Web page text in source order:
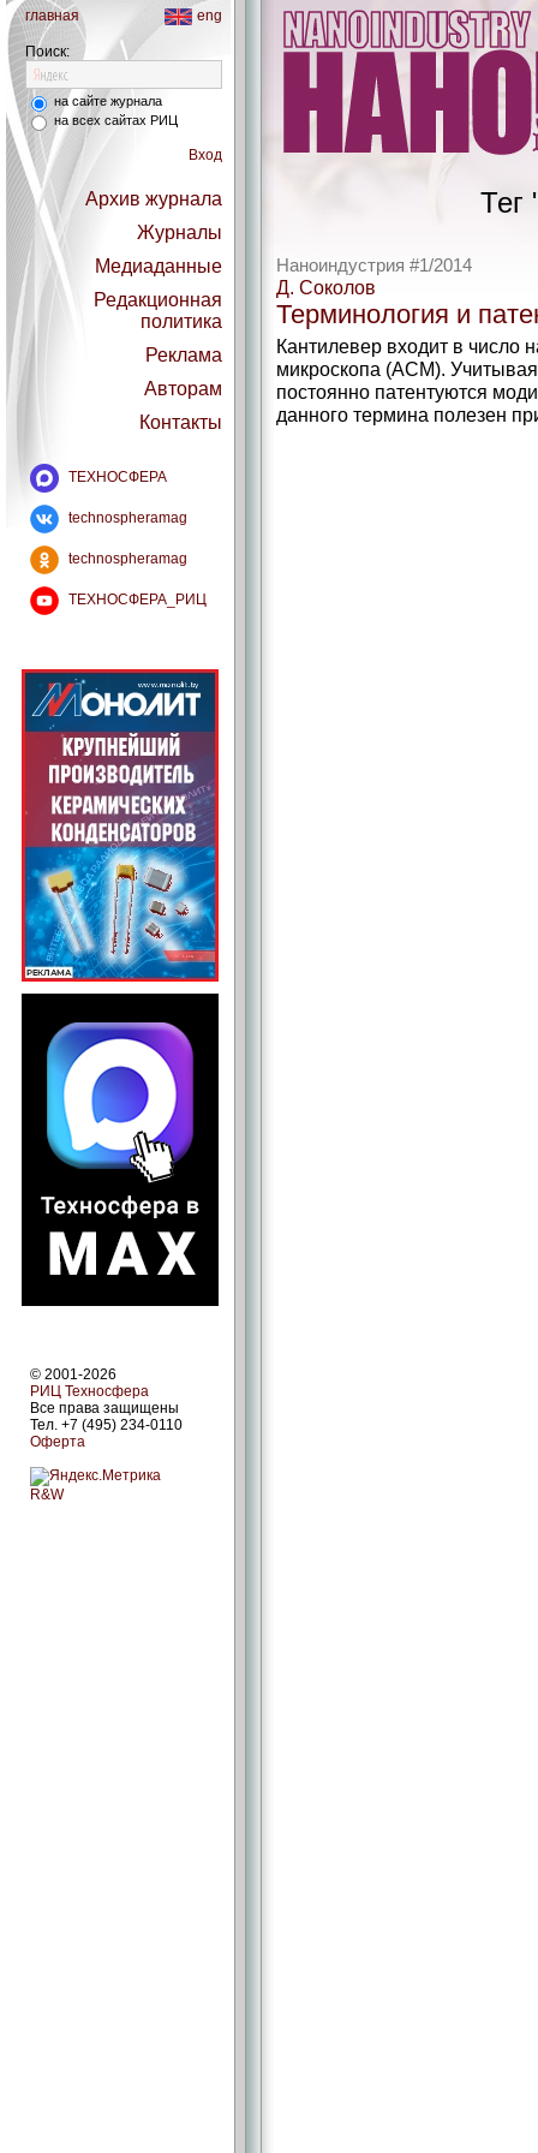
главная eng
Поиск:
на сайте журнала
на всех сайтах РИЦ
Вход
Архив журнала
Журналы
Медиаданные
Редакционная
политика
Реклама
Авторам
Контакты
ТЕХНОСФЕРА
technospheramag
technospheramag
ТЕХНОСФЕРА_РИЦ
© 2001-2026
РИЦ Техносфера
Все права защищены
Тел. +7 (495) 234-0110
Оферта
R&W
Тег
Наноиндустрия #1/2014
Д. Соколов
Терминология и
Кантилевер входит в число
микроскопа (АСМ). Учитывая
постоянно патентуются
данного термина полезен